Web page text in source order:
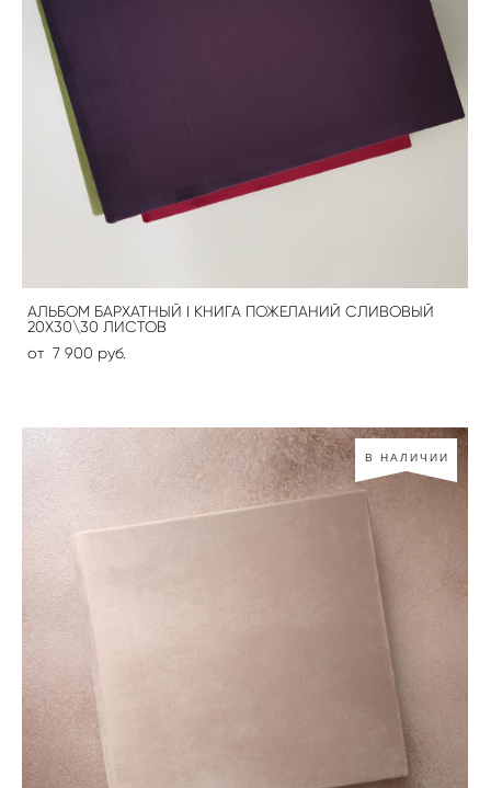
АЛЬБОМ БАРХАТНЫЙ I КНИГА ПОЖЕЛАНИЙ СЛИВОВЫЙ
20Х30\30 ЛИСТОВ
от 7 900 pуб.
В НАЛИЧИИ